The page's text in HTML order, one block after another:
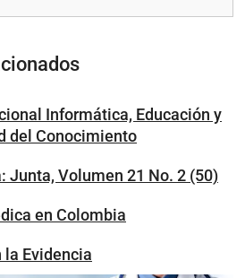
Informática, Educación y
del Conocimiento
Junta, Volumen 21 No. 2 (50)
en Colombia
la Evidencia